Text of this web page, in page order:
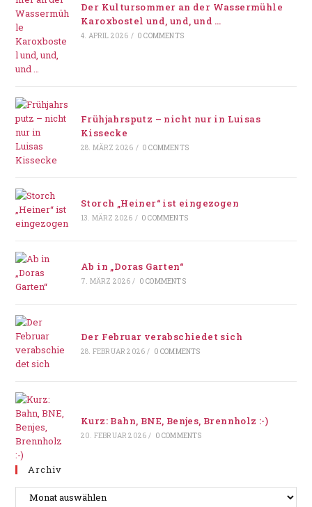
Der Kultursommer an der Wassermühle
Karoxbostel und, und, und …
4. APRIL 2026 / 0 COMMENTS
Frühjahrsputz – nicht nur in Luisas
Kissecke
28. MÄRZ 2026 / 0 COMMENTS
Storch „Heiner“ ist eingezogen
13. MÄRZ 2026 / 0 COMMENTS
Ab in „Doras Garten“
7. MÄRZ 2026 / 0 COMMENTS
Der Februar verabschiedet sich
28. FEBRUAR 2026 / 0 COMMENTS
Kurz: Bahn, BNE, Benjes, Brennholz :-)
20. FEBRUAR 2026 / 0 COMMENTS
Archiv